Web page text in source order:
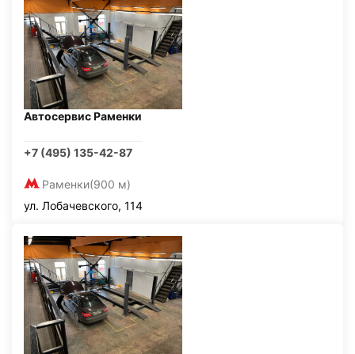
Автосервис Раменки
+7 (495) 135-42-87
Раменки(900 м)
ул. Лобачевского, 114